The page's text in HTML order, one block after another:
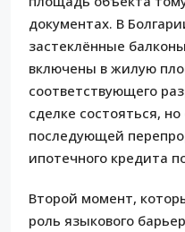
документах. В
застеклённые
включены в жилую
соответствующего
сделке состояться,
последующей
ипотечного кредита
Второй момент,
роль языкового